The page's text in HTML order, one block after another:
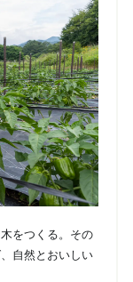
をつくる。その
自然とおいしい